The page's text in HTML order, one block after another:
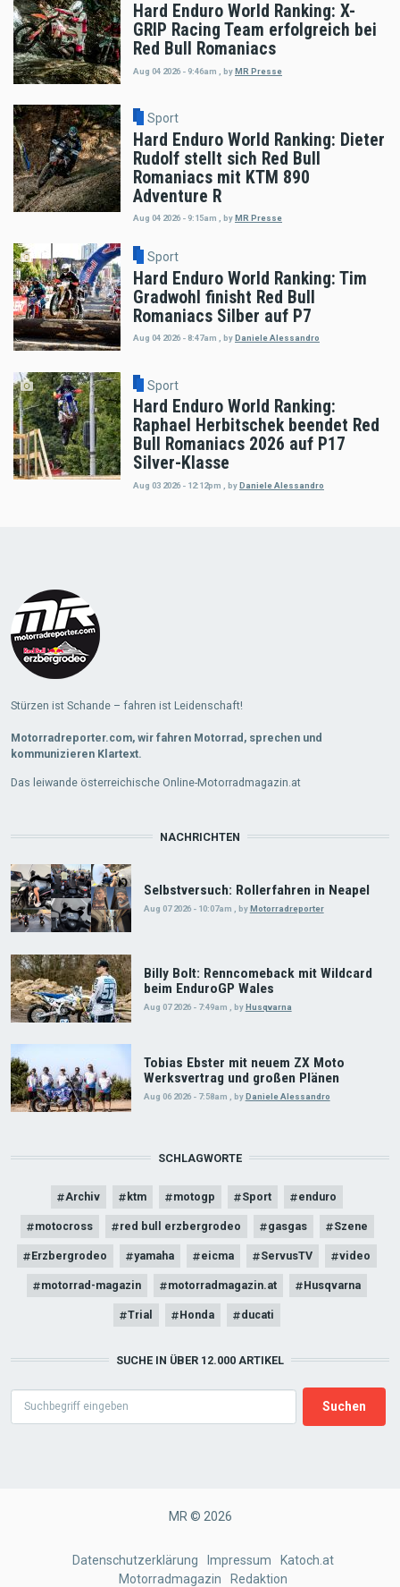
Hard Enduro World Ranking: X-
GRIP Racing Team erfolgreich bei
Red Bull Romaniacs
Aug 04 2026 - 9:46am byMR Presse
Sport
Hard Enduro World Ranking: Dieter
Rudolf stellt sich Red Bull
Romaniacs mit KTM 890
Adventure R
Aug 04 2026 - 9:15am , by MR Presse
Sport
Hard Enduro World Ranking: Tim
Gradwohl finisht Red Bull
Romaniacs Silber auf P7
Aug 04 2026 - 8:47am byDaniele Alessandro
Sport
Hard Enduro World Ranking:
Raphael Herbitschek beendet Red
Bull Romaniacs 2026 auf P17
Silver-Klasse
Aug 03 2026 - 12:12pm byDaniele Alessandro
Stürzen ist Schande – fahren ist Leidenschaft!
Motorradreporter.com, wir fahren Motorrad, sprechen und
kommunizieren Klartext.
Das leiwande österreichische Online-Motorradmagazin.at
NACHRICHTEN
Selbstversuch: Rollerfahren in Neapel
Aug 07 2026 - 10:07am , byMotorradreporter
Billy Bolt: Renncomeback mit Wildcard
beim EnduroGP Wales
Aug 07 2026 - 7:49am byHusqvarna
Tobias Ebster mit neuem ZX Moto
Werksvertrag und großen Plänen
Aug 06 2026 - 7:58am , by Daniele Alessandro
SCHLAGWORTE
Archiv ktm motogp Sport enduro
motocross red bull erzbergrodeo gasgas Szene
Erzbergrodeo yamaha eicma ServusTV video
motorrad-magazin motorradmagazin.at Husqvarna
Trial Honda ducati
SUCHE IN ÜBER 12.000 ARTIKEL
MR © 2026
Datenschutzerklärung Impressum
Katoch.at
Motorradmagazin
Redaktion